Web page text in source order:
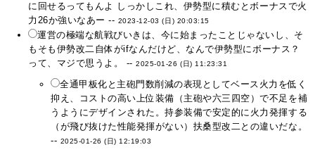
に回せるってもんよ しっかしこれ、伊勢型に積むとボーナスで火
力26か強いなあー -- 2023-12-03 (日) 20:03:15
運営の極端な航戦びいきは、今に始まったことじゃないし、そ
もそも伊勢改二自体がifなんだけど、なんで伊勢型にボーナス？
って、マジで思うよ。 --2025-01-26 (日) 11:23:31
全通甲板化と主砲門数削減の表現としてベース火力を低く
抑え、コストの高い上位装備（主砲や六三四空）で不足を補
うようにデザインされた。持参装備で安定的に火力発揮する
（が飛び抜けた性能発揮がない）扶桑型改二との違いだな。
-- 2025-01-26 (日) 12:19:03